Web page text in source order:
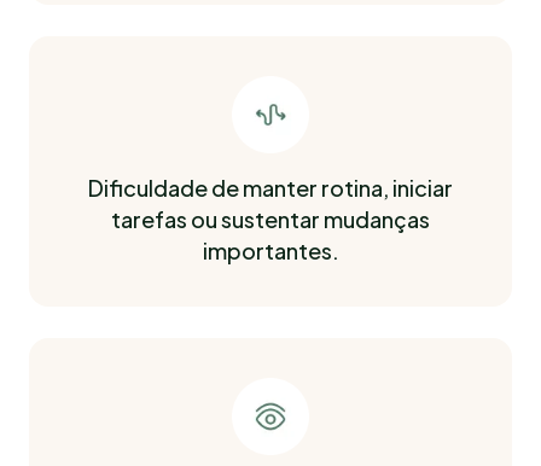
Dificuldade de manter rotina, iniciar
tarefas ou sustentar mudanças
importantes.